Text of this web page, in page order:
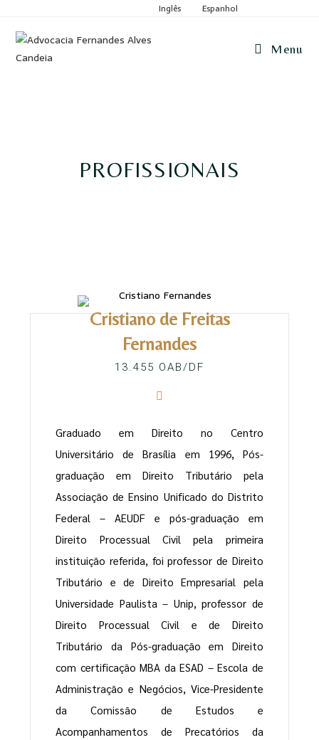
Inglês Espanhol
Menu
PROFISSIONAIS
Cristiano de Freitas
Fernandes
13.455 OAB/DF
Graduado em Direito no Centro
Universitário de Brasília em 1996, Pós-
graduação em Direito Tributário pela
Associação de Ensino Unificado do Distrito
Federal – AEUDF e pós-graduação em
Direito Processual Civil pela primeira
instituição referida, foi professor de Direito
Tributário e de Direito Empresarial pela
Universidade Paulista – Unip, professor de
Direito Processual Civil e de Direito
Tributário da Pós-graduação em Direito
com certificação MBA da ESAD – Escola de
Administração e Negócios, Vice-Presidente
da Comissão de Estudos e
Acompanhamentos de Precatórios da